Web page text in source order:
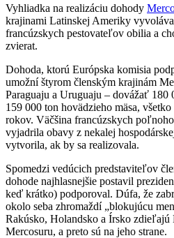
Vyhliadka na realizáciu dohody
krajinami Latinskej Ameriky
francúzskych pestovateľov obilia a
zvierat.
Dohoda, ktorú Európska komisia
umožní štyrom členským krajinám
Paraguaju a Uruguaju – dovážať 180
159 000 ton hovädzieho mäsa,
rokov. Väčšina francúzskych
vyjadrila obavy z nekalej
vytvorila, ak by sa realizovala.
Spomedzi vedúcich predstaviteľov
dohode najhlasnejšie postavil
keď krátko) podporoval. Dúfa, že
okolo seba zhromaždí „blokujúcu
Rakúsko, Holandsko a Írsko zdieľajú
Mercosuru, a preto sú na jeho strane.